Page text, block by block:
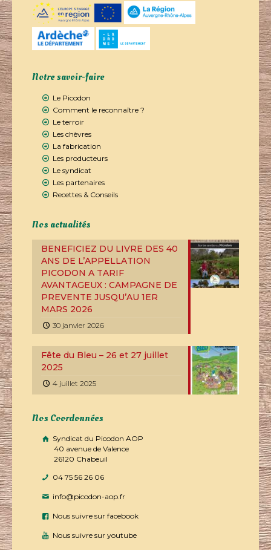
Notre savoir-faire
Le Picodon
Comment le reconnaître ?
Le terroir
Les chèvres
La fabrication
Les producteurs
Le syndicat
Les partenaires
Recettes & Conseils
Nos actualités
BENEFICIEZ DU LIVRE DES 40
ANS DE L’APPELLATION
PICODON A TARIF
AVANTAGEUX : CAMPAGNE DE
PREVENTE JUSQU’AU 1ER
MARS 2026
30 janvier 2026
Fête du Bleu – 26 et 27 juillet
2025
4 juillet 2025
Nos Coordonnées
Syndicat du Picodon AOP
40 avenue de Valence
26120 Chabeuil
04 75 56 26 06
info@picodon-aop.fr
Nous suivre sur facebook
Nous suivre sur youtube